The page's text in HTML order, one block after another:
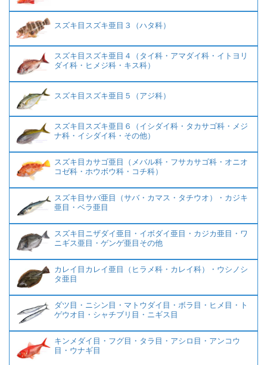
スズキ目スズキ亜目３（ハタ科）
スズキ目スズキ亜目４（タイ科・アマダイ科・イトヨリ
ダイ科・ヒメジ科・キス科）
スズキ目スズキ亜目５（アジ科）
スズキ目スズキ亜目６（イシダイ科・タカサゴ科・メジ
ナ科・イシダイ科・その他）
スズキ目カサゴ亜目（メバル科・フサカサゴ科・オニオ
コゼ科・ホウボウ科・コチ科）
スズキ目サバ亜目（サバ・カマス・タチウオ）・カジキ
亜目・ベラ亜目
スズキ目ニザダイ亜目・イボダイ亜目・カジカ亜目・ワ
ニギス亜目・ゲンゲ亜目その他
カレイ目カレイ亜目（ヒラメ科・カレイ科）・ウシノシ
タ亜目
ダツ目・ニシン目・マトウダイ目・ボラ目・ヒメ目・ト
ゲウオ目・シャチブリ目・ニギス目
キンメダイ目・フグ目・タラ目・アシロ目・アンコウ
目・ウナギ目